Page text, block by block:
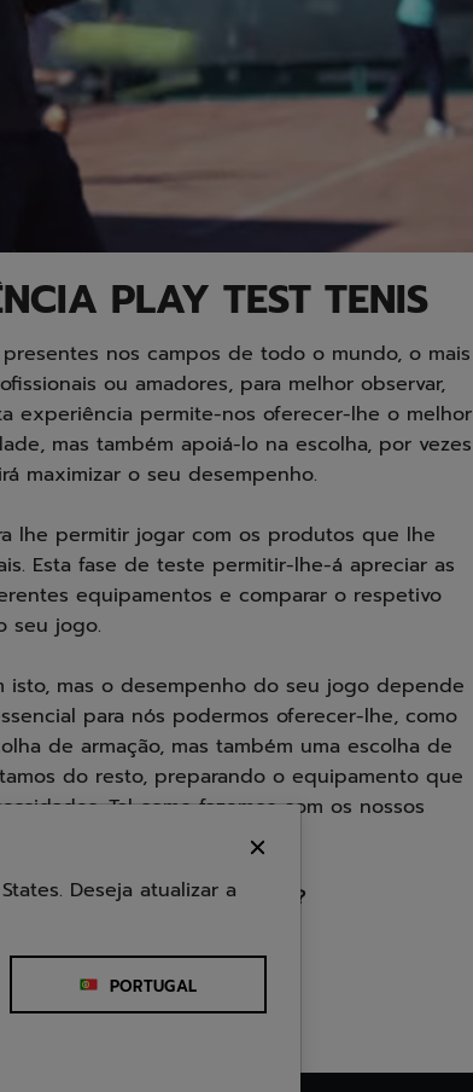
PLAY TEST TENIS
nos campos de todo o mundo, o mais
ou amadores, para melhor observar,
experiência permite-nos oferecer-lhe o melhor
mas também apoiá-lo na escolha, por vezes
maximizar o seu desempenho.
lhe permitir jogar com os produtos que lhe
Esta fase de teste permitir-lhe-á apreciar as
equipamentos e comparar o respetivo
seu jogo.
isto, mas o desempenho do seu jogo depende
para nós podermos oferecer-lhe, como
de armação, mas também uma escolha de
do resto, preparando o equipamento que
Tal como fazemos com os nossos
na Experiência Play Test ?
adequada para si.
DE TÉNIS
Deseja atualizar a
PORTUGAL